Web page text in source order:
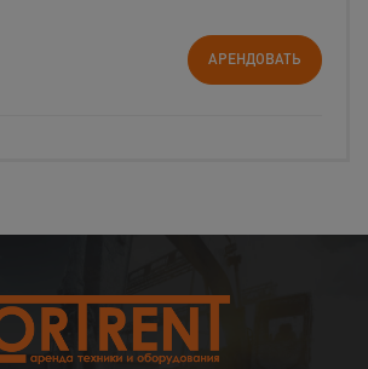
АРЕНДОВАТЬ